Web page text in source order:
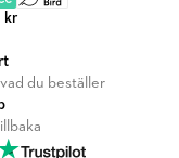
kr
du beställer